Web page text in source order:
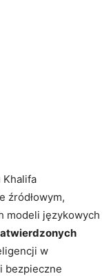
Khalifa
źródłowym,
modeli językowych
w
bezpieczne